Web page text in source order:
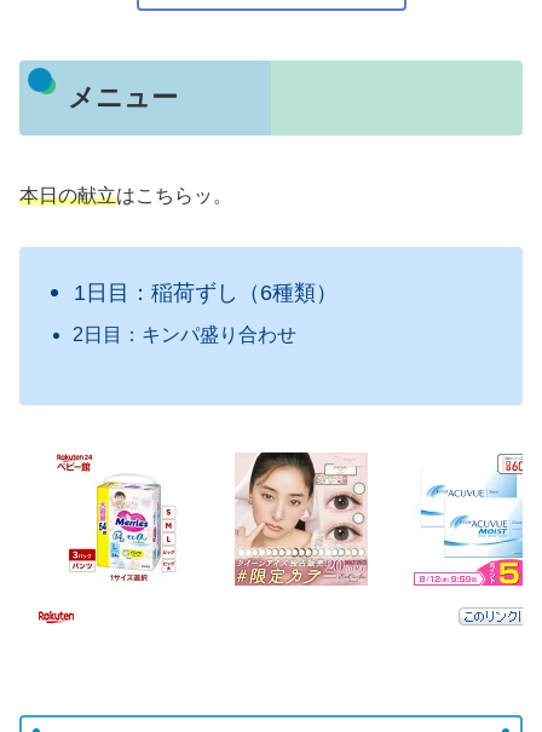
メニュー
本日の献立はこちらッ。
1日目：稲荷ずし（6種類）
2日目：キンパ盛り合わせ